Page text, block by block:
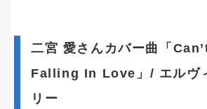
二宮 愛さんカバー曲「
Falling In Love」/ エルヴ
リー